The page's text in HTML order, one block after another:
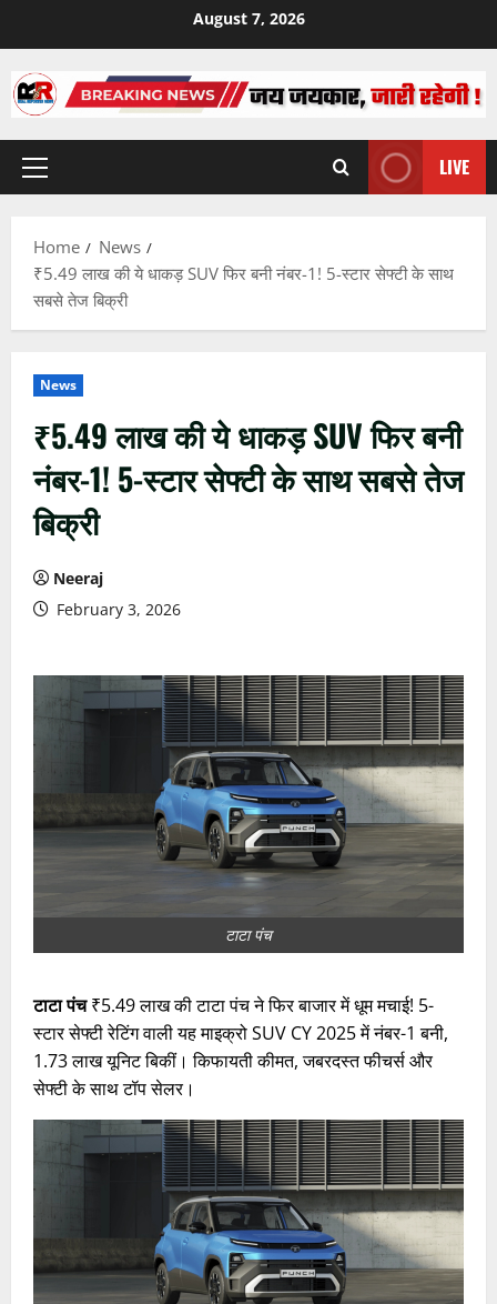
content
August 7, 2026
Primary
LIVE
Home
News
₹5.49 लाख की ये धाकड़ SUV फिर बनी नंबर-1! 5-स्टार सेफ्टी के साथ
सबसे तेज बिक्री
News
₹5.49 लाख की ये धाकड़ SUV फिर बनी
नंबर-1! 5-स्टार सेफ्टी के साथ सबसे तेज
बिक्री
Neeraj
February 3, 2026
टाटा पंच
टाटा पंच₹5.49 लाख की टाटा पंच ने फिर बाजार में धूम मचाई! 5-
स्टार सेफ्टी रेटिंग वाली यह माइक्रो SUV CY 2025 में नंबर-1 बनी,
1.73 लाख यूनिट बिकीं। किफायती कीमत, जबरदस्त फीचर्स और
सेफ्टी के साथ टॉप सेलर।